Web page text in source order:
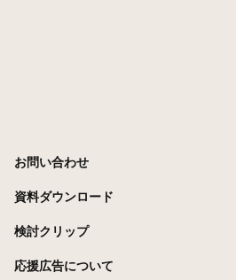
お問い合わせ
資料ダウンロード
検討クリップ
応援広告について